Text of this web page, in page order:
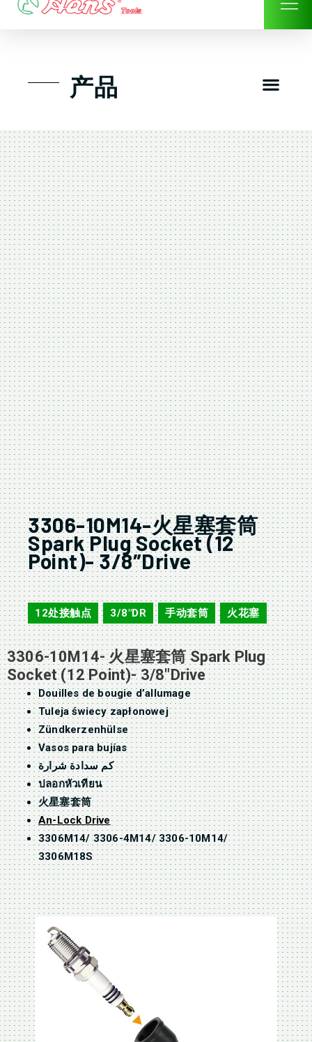
Skip
产品
3306-10M14-火星塞套筒
Spark Plug Socket (12
Point)- 3/8″Drive
3306-10M14
12处接触点 , 3/8"DR , 手动套筒 , 火花塞
3306-10M14- 火星塞套筒 Spark Plug
Socket (12 Point)- 3/8″Drive
Douilles de bougie d’allumage
Tuleja świecy zapłonowej
Zündkerzenhülse
Vasos para bujías
كم سدادة شرارة
ปลอกหัวเทียน
火星塞套筒
An-Lock Drive
3306M14/ 3306-4M14/ 3306-10M14/
3306M18S